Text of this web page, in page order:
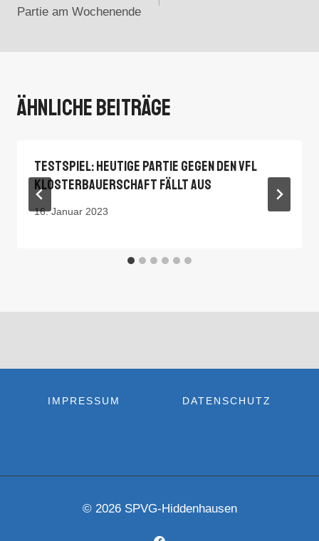
Partie am Wochenende
Ähnliche Beiträge
Testspiel: Heutige Partie Gegen Den VfL
Klosterbauerschaft Fällt Aus
16. Januar 2023
IMPRESSUM DATENSCHUTZ
© 2026 SPVG-Hiddenhausen